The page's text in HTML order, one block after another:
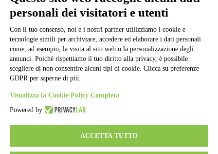
Dichiarazione di accessibilità
Obiettivi di accessibilità
Gestione consensi cookie
Amministrazione trasparente
Pagina visualizzata
1303 volte
Sezione Copyright
Copyright 2026 | Engineered and powered by Gruppo Spaggiari
Parma S.p.A. | Divisione Publishing & New Social Media
personali dei visitatori e utenti
Con il tuo consenso, noi e i nostri partner utilizziamo i cookie e
tecnologie simili per archiviare, accedere ed elaborare i dati personali
come, ad esempio, la visita al sito web o la personalizzazione degli
annunci. Poiché rispettiamo il tuo diritto alla privacy, è possibile
scegliere di non consentire alcuni tipi di cookie. Clicca su preferenze
GDPR per saperne di più.
Visualizza la Cookie Policy Completa
Powered by
ACCETTA TUTTO